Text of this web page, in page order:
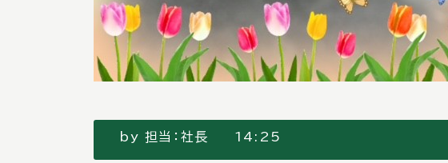
by 担当：社長 14:25